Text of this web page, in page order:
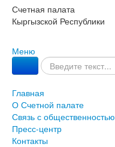
Счетная палата
Кыргызской Республики
Меню
Главная
О Счетной палате
Связь с общественностью
Пресс-центр
Контакты